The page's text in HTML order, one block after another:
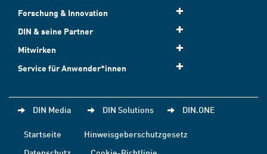
Forschung & Innovation
DIN & seine Partner
Mitwirken
Service für Anwender*innen
DIN Media DIN Solutions DIN.ONE
Startseite
Hinweisgeberschutzgesetz